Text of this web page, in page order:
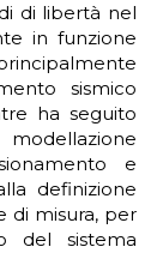
di libertà nel
in funzione
sismico
ha seguito
e
definizione
di misura, per
del sistema